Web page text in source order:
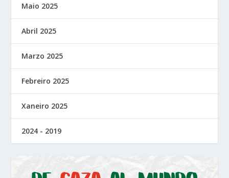
Maio 2025
Abril 2025
Marzo 2025
Febreiro 2025
Xaneiro 2025
2024 - 2019